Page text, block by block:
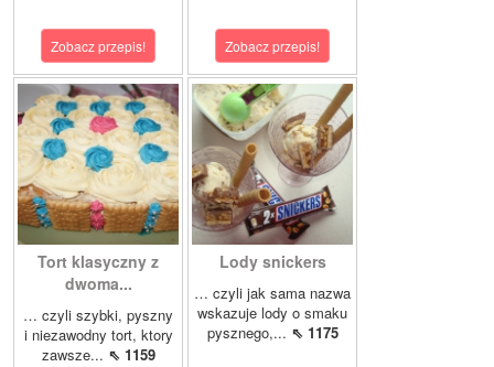
Zobacz przepis! Zobacz przepis!
Tort klasyczny z
dwoma...
… czyli szybki, pyszny
i niezawodny tort, ktory
zawsze... ⇖ 1159
Lody snickers
… czyli jak sama nazwa
wskazuje lody o smaku
pysznego,... ⇖ 1175